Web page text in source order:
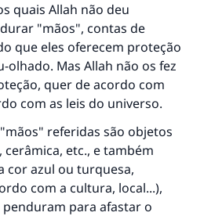
quais Allah não deu
"mãos", contas de
que eles oferecem proteção
olhado. Mas Allah não os fez
quer de acordo com
com as leis do universo.
referidas são objetos
etc., e também
cor azul ou turquesa,
com a cultura, local...),
para afastar o